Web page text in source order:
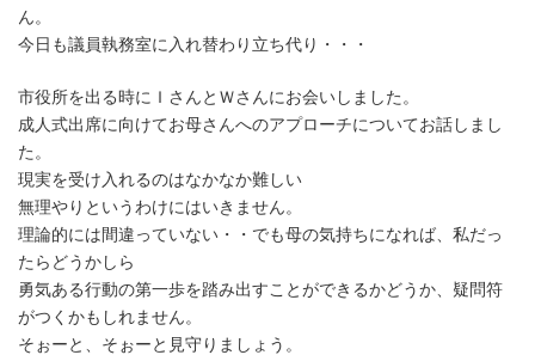
ん。
今日も議員執務室に入れ替わり立ち代り・・・
市役所を出る時にＩさんとＷさんにお会いしました。
成人式出席に向けてお母さんへのアプローチについてお話しまし
た。
現実を受け入れるのはなかなか難しい
無理やりというわけにはいきません。
理論的には間違っていない・・でも母の気持ちになれば、私だっ
たらどうかしら
勇気ある行動の第一歩を踏み出すことができるかどうか、疑問符
がつくかもしれません。
そぉーと、そぉーと見守りましょう。